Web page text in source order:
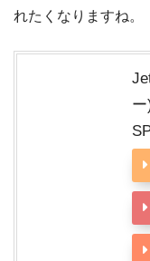
れたくなりますね。